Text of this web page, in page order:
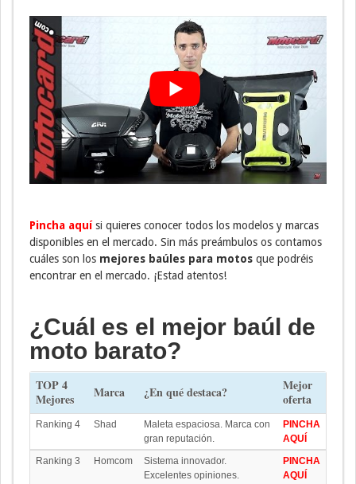
Pincha aquísi quieres conocer todos los modelos y marcas
disponibles en el mercado. Sin más preámbulos os contamos
cuáles son los mejores baúles para motos que podréis
encontrar en el mercado. ¡Estad atentos!
¿Cuál es el mejor baúl de
moto barato?
TOP 4
Mejores
Marca ¿En qué destaca?
Mejor
oferta
Ranking 4 Shad
Maleta espaciosa. Marca con
gran reputación.
PINCHA
AQUÍ
Ranking 3
Homcom
Sistema innovador.
Excelentes opiniones.
PINCHA
AQUÍ